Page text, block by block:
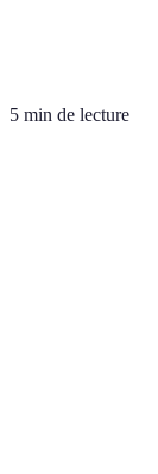
5 min de lecture